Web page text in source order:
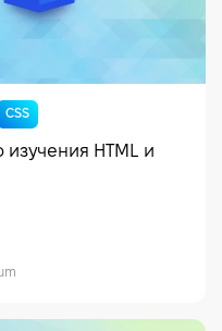
CSS
изучения HTML и